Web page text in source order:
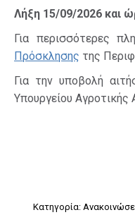
Λήξη 15/09/2026 και
Για περισσότερες
Πρόσκλησης της
Για την υποβολή
Υπουργείου
Κατηγορία: